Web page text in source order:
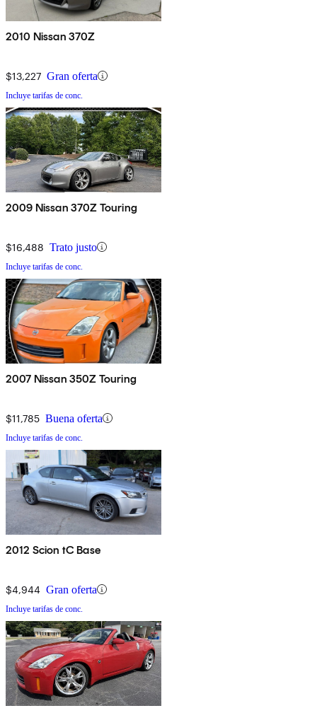
2010 Nissan 370Z
$13,227 Gran oferta
Incluye tarifas de conc.
2009 Nissan 370Z Touring
$16,488 Trato justo
Incluye tarifas de conc.
2007 Nissan 350Z Touring
$11,785 Buena oferta
Incluye tarifas de conc.
2012 Scion tC Base
$4,944 Gran oferta
Incluye tarifas de conc.